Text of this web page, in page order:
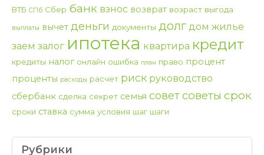
ВТБ СПб Сбер банк взнос возврат возраст выгода
выплаты вычет деньги документы долг дом жилье
заем залог ипотека квартира кредит
кредиты налог онлайн ошибка план право процент
проценты расходы расчет риск руководство
сбербанк сделка секрет семья советсоветы срок
сроки ставка сумма условия шаг шаги
Рубрики